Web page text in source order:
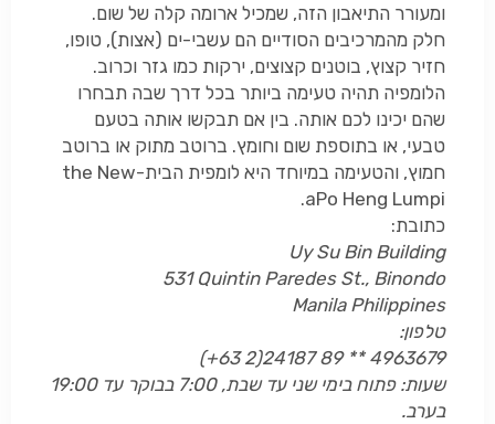
ומעורר התיאבון הזה, שמכיל ארומה קלה של שום.
חלק מהמרכיבים הסודיים הם עשבי-ים (אצות), טופו,
חזיר קצוץ, בוטנים קצוצים, ירקות כמו גזר וכרוב.
הלומפיה תהיה טעימה ביותר בכל דרך שבה תבחרו
שהם יכינו לכם אותה. בין אם תבקשו אותה בטעם
טבעי, או בתוספת שום וחומץ. ברוטב מתוק או ברוטב
חמוץ, והטעימה במיוחד היא לומפית הבית-the New
Po Heng Lumpi
a
.
כתובת:
Uy Su Bin Building
531 Quintin Paredes St., Binondo
Manila Philippines
טלפון:
(+63 2)24187 89 ** 4963679
שעות: פתוח בימי שני עד שבת, 7:00 בבוקר עד 19:00
בערב.